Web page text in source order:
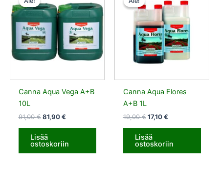
Canna Aqua Vega A+B
10L
91,00€
oli:
91,00 €.
81,90€
on:
81,90 €.
Lisää
ostoskoriin
Canna Aqua Flores
A+B 1L
19,00€
oli:
19,00 €.
17,10€
on:
Lisää
ostoskoriin